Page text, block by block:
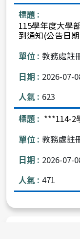
115學年度大學
到通知(公告日
教務處註
2026-07-
623
***114-2
教務處註
2026-07-
471